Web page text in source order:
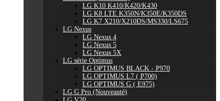
LG K10 K410/K420/K430
LG K8 LTE K350N/K350E/K350DS
LG K7 X210/X210DS/MS330/LS675
LG Nexus
LG Nexus 4
LG Nexus 5
LG Nexus 5X
LG série Optimus
LG OPTIMUS BLACK - P970
LG OPTIMUS L7 ( P700)
LG OPTIMUS G ( E975)
LG G Pro (Nouveauté)